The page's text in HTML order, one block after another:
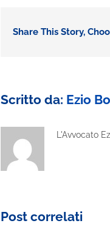
Share This Story,
Scritto da: Ezio
L'Avvocato
Post correlati